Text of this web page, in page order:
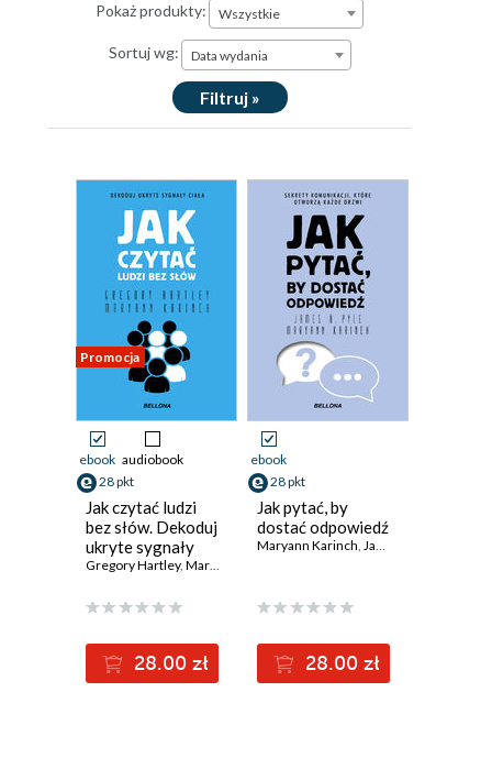
Pokaż produkty: Wszystkie
Sortuj wg: Data wydania
Filtruj »
Promocja
ebook audiobook
28 pkt
Jak czytać ludzi
bez słów. Dekoduj
ukryte sygnały
ciała
Gregory Hartley, Maryann Karinch
28.00 zł
ebook
28 pkt
Jak pytać, by
dostać odpowiedź
Maryann Karinch, James O. Pyle
28.00 zł